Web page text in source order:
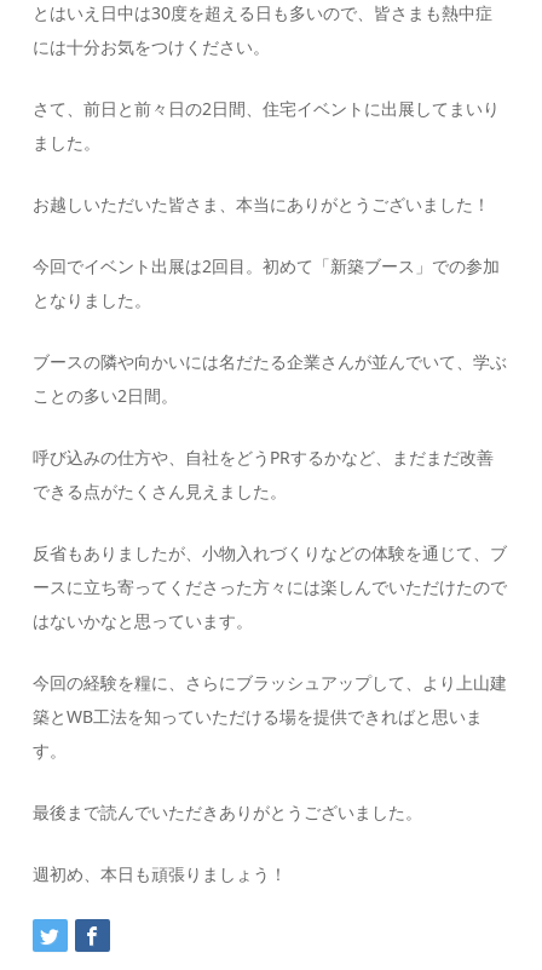
とはいえ日中は30度を超える日も多いので、皆さまも熱中症
には十分お気をつけください。
さて、前日と前々日の2日間、住宅イベントに出展してまいり
ました。
お越しいただいた皆さま、本当にありがとうございました！
今回でイベント出展は2回目。初めて「新築ブース」での参加
となりました。
ブースの隣や向かいには名だたる企業さんが並んでいて、学ぶ
ことの多い2日間。
呼び込みの仕方や、自社をどうPRするかなど、まだまだ改善
できる点がたくさん見えました。
反省もありましたが、小物入れづくりなどの体験を通じて、ブ
ースに立ち寄ってくださった方々には楽しんでいただけたので
はないかなと思っています。
今回の経験を糧に、さらにブラッシュアップして、より上山建
築とWB工法を知っていただける場を提供できればと思いま
す。
最後まで読んでいただきありがとうございました。
週初め、本日も頑張りましょう！